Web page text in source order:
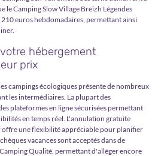
le Camping Slow Village Breizh Légendes
euros hebdomadaires, permettant ainsi
hébergement
prix
campings écologiques présente de nombreux
les intermédiaires. La plupart des
plateformes en ligne sécurisées permettant
en temps réel. L'annulation gratuite
offre une flexibilité appréciable pour planifier
vacances sont acceptés dans de
Qualité, permettant d'alléger encore